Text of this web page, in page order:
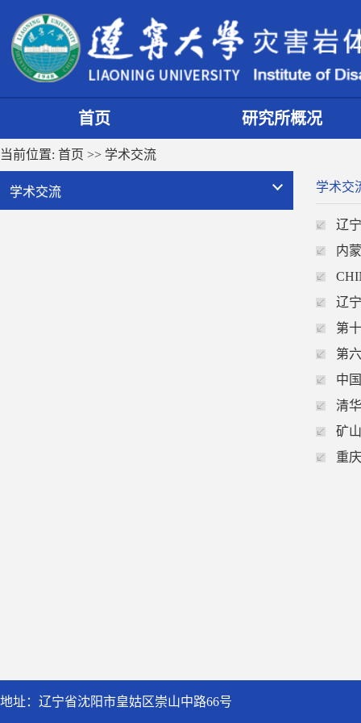
首页 研究所概况
当前位置: 首页 >> 学术交流
学术交流 学术交
辽
内
辽
第
第
中
清
矿
重
地址：辽宁省沈阳市皇姑区崇山中路66号